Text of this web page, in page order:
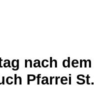
nach
Pfarrei